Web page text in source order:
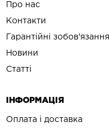
Про нас
Контакти
Гарантійні зобов'язання
Новини
Статті
ІНФОРМАЦІЯ
Оплата і доставка